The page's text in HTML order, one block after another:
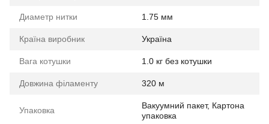
Диаметр нитки 1.75 мм
Країна виробник Україна
Вага котушки 1.0 кг без котушки
Довжина філаменту 320 м
Упаковка
Вакуумний пакет, Картона
упаковка